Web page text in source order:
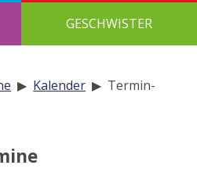
GESCHWISTER
▶ Kalender ▶ Termin-